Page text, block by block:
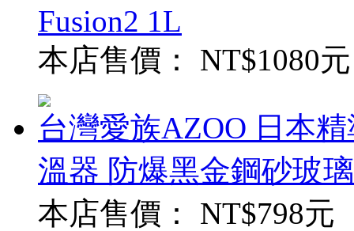
Fusion2 1L
本店售價： NT$1080元
台灣愛族AZOO 日本
溫器 防爆黑金鋼砂玻璃
本店售價： NT$798元